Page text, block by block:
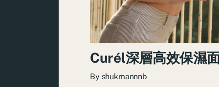
Curél深層高效保濕
By shukmannnb